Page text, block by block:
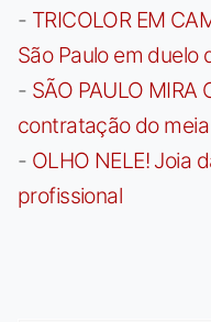
- TRICOLOR EM
São Paulo em duelo
- SÃO PAULO MIRA
contratação do
- OLHO NELE! Joia
profissional